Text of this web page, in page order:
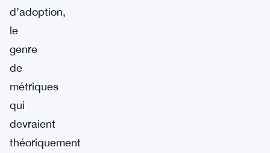
d’adoption,
le
genre
de
métriques
qui
devraient
théoriquement